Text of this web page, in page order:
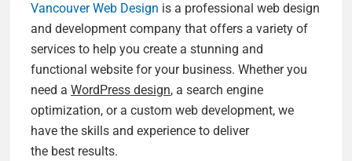
Vancouver Web Design is a professional web design
and development company that offers a variety of
services to help you create a stunning and
functional website for your business. Whether you
need a WordPress design, a search engine
optimization, or a custom web development, we
have the skills and experience to deliver
the best results.